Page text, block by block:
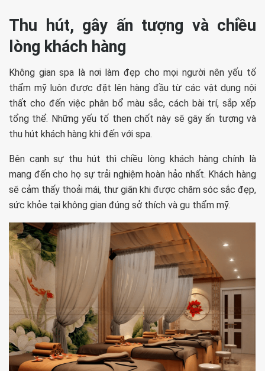
Thu hút, gây ấn tượng và chiều
lòng khách hàng
Không gian spa là nơi làm đẹp cho mọi người nên yếu tố
thẩm mỹ luôn được đặt lên hàng đầu từ các vật dụng nội
thất cho đến việc phân bổ màu sắc, cách bài trí, sắp xếp
tổng thể. Những yếu tố then chốt này sẽ gây ấn tượng và
thu hút khách hàng khi đến với spa.
Bên cạnh sự thu hút thì chiều lòng khách hàng chính là
mang đến cho họ sự trải nghiệm hoàn hảo nhất. Khách hàng
sẽ cảm thấy thoải mái, thư giãn khi được chăm sóc sắc đẹp,
sức khỏe tại không gian đúng sở thích và gu thẩm mỹ.